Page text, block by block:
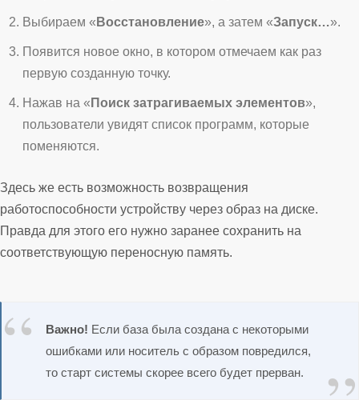
Выбираем « Восстановление», а затем «Запуск…».
Появится новое окно, в котором отмечаем как раз
первую созданную точку.
Нажав на « Поиск затрагиваемых элементов»,
пользователи увидят список программ, которые
поменяются.
Здесь же есть возможность возвращения
работоспособности устройству через образ на диске.
Правда для этого его нужно заранее сохранить на
соответствующую переносную память.
Важно! Если база была создана с некоторыми
ошибками или носитель с образом повредился,
то старт системы скорее всего будет прерван.